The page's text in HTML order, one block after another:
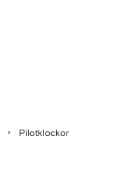
Pilotklockor